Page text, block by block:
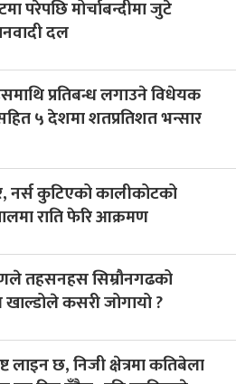
परेपछि मोर्चाबन्दीमा जुटे
दल
प्रतिबन्ध लगाउने विधेयक
५ देशमा शतप्रतिशत भन्सार
नर्स कुटिएको कालीकोटको
राति फेरि आक्रमण
तहसनहस सिम्रौनगढको
कसरी जोगायो ?
लाइन छ, निजी क्षेत्रमा कतिबेला